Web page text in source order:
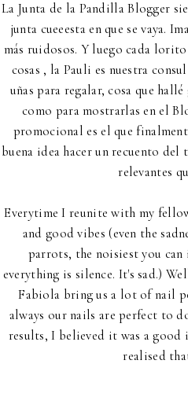
La Junta de la Pandilla Blogger
junta cueeesta en que se vaya.
más ruidosos. Y luego cada
cosas , la Pauli es nuestra
uñas para regalar, cosa que
como para mostrarlas en el
promocional es el que
buena idea hacer un recuento del
relevantes
Everytime I reunite with my
and good vibes (even the
parrots, the noisiest you
everything is silence. It's sad.)
Fabiola bring us a lot of nail
always our nails are perfect to
results, I believed it was a
realised